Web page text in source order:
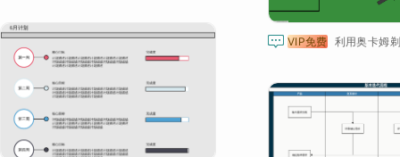
 VIP免费